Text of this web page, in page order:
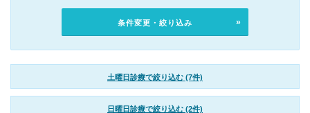
条件変更・絞り込み
土曜日診療で絞り込む (7件)
日曜日診療で絞り込む (2件)